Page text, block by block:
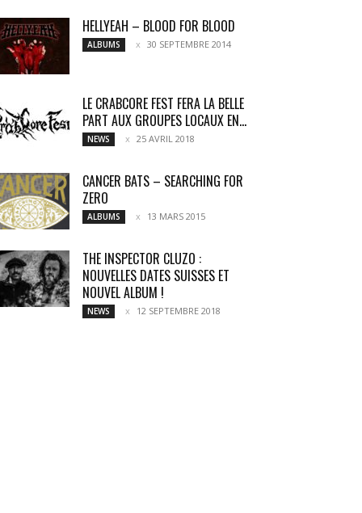
HELLYEAH – BLOOD FOR BLOOD
ALBUMS 30 SEPTEMBRE 2014
LE CRABCORE FEST FERA LA BELLE
PART AUX GROUPES LOCAUX EN...
NEWS 25 AVRIL 2018
CANCER BATS – SEARCHING FOR
ZERO
ALBUMS 13 MARS 2015
THE INSPECTOR CLUZO :
NOUVELLES DATES SUISSES ET
NOUVEL ALBUM !
NEWS 12 SEPTEMBRE 2018